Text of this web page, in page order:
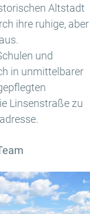
Altstadt
ihre ruhige, aber
und
in unmittelbarer
Linsenstraße zu